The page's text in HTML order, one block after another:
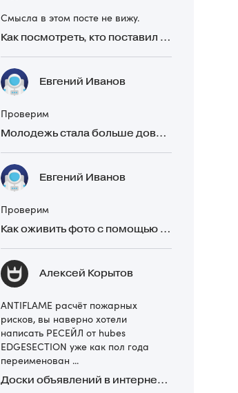
Смысла в этом посте не вижу.
Как посмотреть, кто поставил реакцию в Telegram
Евгений Иванов
Проверим
Молодежь стала больше доверять рекомендациям в закрытых Telegram-чатах, чем официальной рекламе
Евгений Иванов
Проверим
Как оживить фото с помощью нейросетей в 2026 году: 17 бесплатных онлайн-сервисов, приложений и ботов
Алексей Корытов
ANTIFLAME расчёт пожарных
рисков, вы наверно хотели
написать РЕСЕЙЛ от hubes
EDGESECTION уже как пол года
переименован ...
Доски объявлений в интернете: какие лучше и безопаснее? Сравниваем 5 популярных